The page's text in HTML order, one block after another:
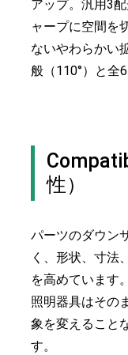
アップ。汎用3
ャープに空間を
ないやわらかい
般（110°）と全
性）
パーツのダウン
く、形状、寸法
を高めています
照明器具はその
象を変えること
す。